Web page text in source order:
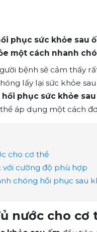
phục sức khỏe sau
một cách nhanh
bệnh sẽ cảm thấy
lấy lại sức khỏe
hồi phục sức khỏe sau
áp dụng một cách
cho cơ thể
với cường độ phù hợp
chóng hồi phục sau
nước cho cơ